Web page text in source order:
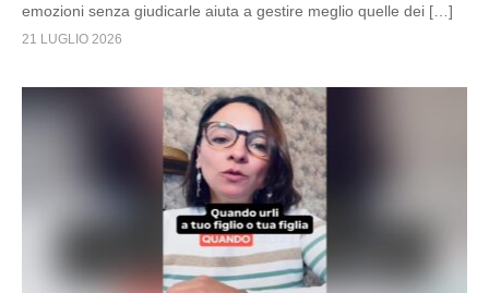
emozioni senza giudicarle aiuta a gestire meglio quelle dei […]
21 LUGLIO 2026